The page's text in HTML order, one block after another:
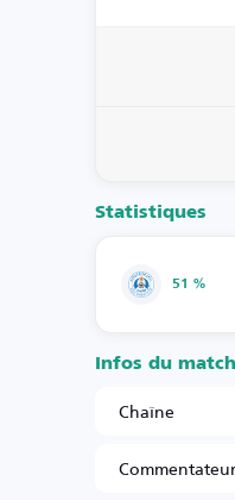
Statistiques
51 %
Infos du match
Chaîne
Commentateur